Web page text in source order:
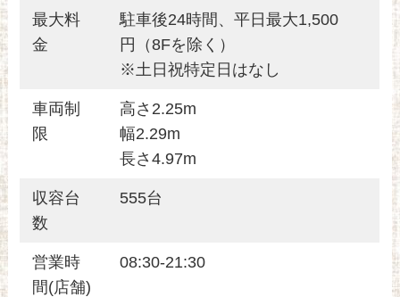
最大料
金
駐車後24時間、平日最大1,500
円（8Fを除く）
※土日祝特定日はなし
車両制
限
高さ2.25m
幅2.29m
長さ4.97m
収容台
数
555台
営業時
間(店舗)
08:30-21:30